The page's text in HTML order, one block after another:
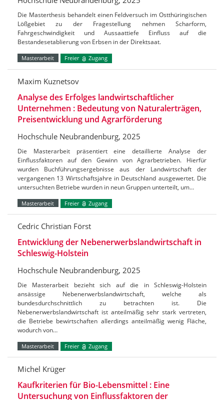
Die Masterthesis behandelt einen Feldversuch im Ostthüringischen
Lößgebiet zu der Fragestellung nehmen Scharform,
Fahrgeschwindigkeit und Aussaattiefe Einfluss auf die
Bestandesetablierung von Erbsen in der Direktsaat.
Masterarbeit Freier Zugang
Maxim Kuznetsov
Analyse des Erfolges landwirtschaftlicher
Unternehmen : Bedeutung von Naturalerträgen,
Preisentwicklung und Agrarförderung
Hochschule Neubrandenburg, 2025
Die Masterarbeit präsentiert eine detaillierte Analyse der
Einflussfaktoren auf den Gewinn von Agrarbetrieben. Hierfür
wurden Buchführungsergebnisse aus der Landwirtschaft der
vergangenen 13 Wirtschaftsjahre in Deutschland ausgewertet. Die
untersuchten Betriebe wurden in neun Gruppen unterteilt, um…
Masterarbeit Freier Zugang
Cedric Christian Först
Entwicklung der Nebenerwerbslandwirtschaft in
Schleswig-Holstein
Hochschule Neubrandenburg, 2025
Die Masterarbeit bezieht sich auf die in Schleswig-Holstein
ansässige Nebenerwerbslandwirtschaft, welche als
bundesdurchschnittlich zu betrachten ist. Die
Nebenerwerbslandwirtschaft ist anteilmäßig sehr stark vertreten,
die Betriebe bewirtschaften allerdings anteilmäßig wenig Fläche,
wodurch von…
Masterarbeit Freier Zugang
Michel Krüger
Kaufkriterien für Bio-Lebensmittel : Eine
Untersuchung von Einflussfaktoren der